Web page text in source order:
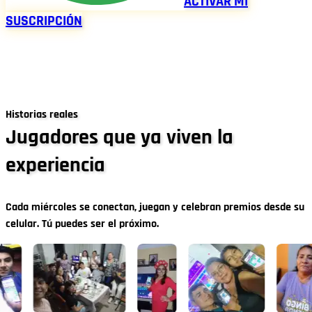
SUSCRIPCIÓN
Historias reales
Jugadores que ya viven la
experiencia
Cada miércoles se conectan, juegan y celebran premios desde su
celular. Tú puedes ser el próximo.